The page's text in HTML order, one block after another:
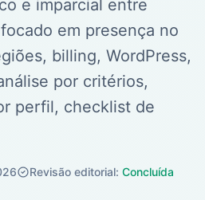
e imparcial entre
em presença no
billing, WordPress,
por critérios,
perfil, checklist de
Revisão editorial: Concluída